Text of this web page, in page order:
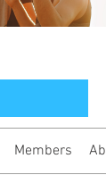
Members